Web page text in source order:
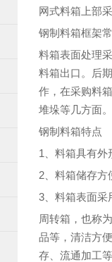
网式料箱上部
钢制料箱框架
料箱表面处理
料箱出口。后
作，在采购料
堆垛等几方面
钢制料箱特点
1、料箱具有外
2、料箱储存方
3、料箱表面采
周转箱，也称
品等，清洁方
存、流通加工